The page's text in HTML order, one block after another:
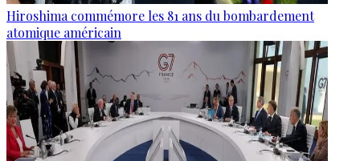
Hiroshima commémore les 81 ans du bombardement
atomique américain